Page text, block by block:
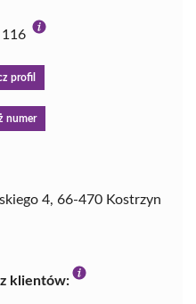
116
profil
numer
4, 66-470 Kostrzyn
klientów: